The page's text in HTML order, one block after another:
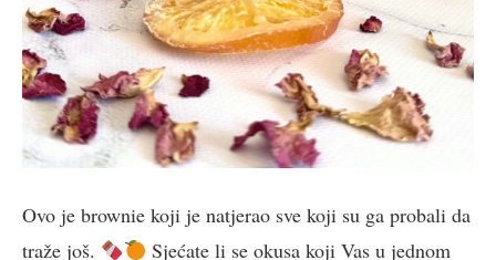
Ovo je brownie koji je natjerao sve koji su ga probali da
traže još.
Sjećate li se okusa koji Vas u jednom